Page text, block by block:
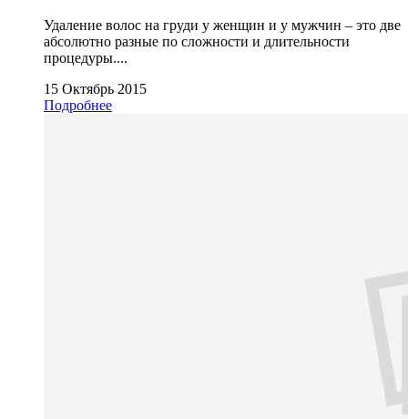
Удаление волос на груди у женщин и у мужчин – это две
абсолютно разные по сложности и длительности
процедуры....
15 Октябрь 2015
Подробнее